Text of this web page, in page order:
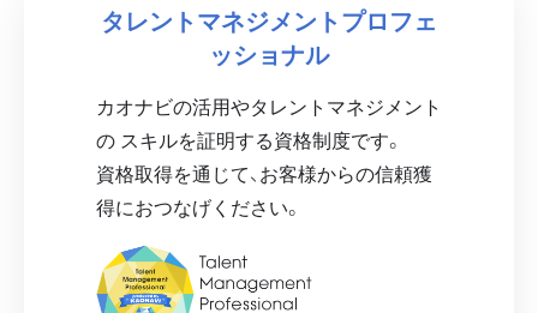
タレントマネジメントプロフェ
ッショナル
カオナビの活用やタレントマネジメント
の スキルを証明する資格制度です。
資格取得を通じて、お客様からの信頼獲
得におつなげください。